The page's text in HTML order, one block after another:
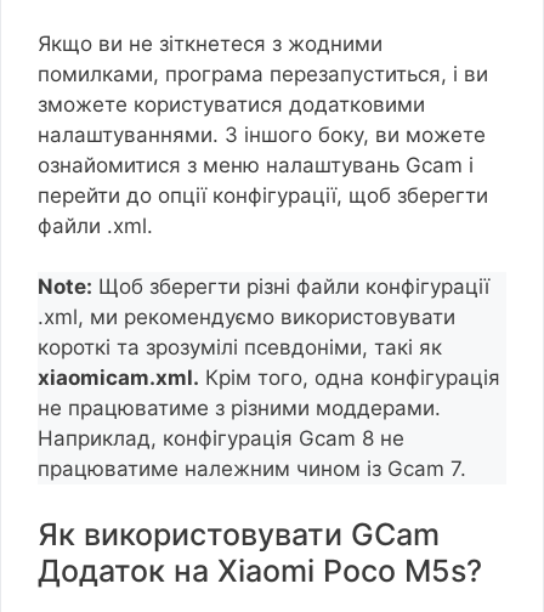
Якщо ви не зіткнетеся з жодними
помилками, програма перезапуститься, і ви
зможете користуватися додатковими
налаштуваннями. З іншого боку, ви можете
ознайомитися з меню налаштувань Gcam і
перейти до опції конфігурації, щоб зберегти
файли .xml.
Note: Щоб зберегти різні файли конфігурації
.xml, ми рекомендуємо використовувати
короткі та зрозумілі псевдоніми, такі як
xiaomicam.xml. Крім того, одна конфігурація
не працюватиме з різними моддерами.
Наприклад, конфігурація Gcam 8 не
працюватиме належним чином із Gcam 7.
Як використовувати GCam
Додаток на Xiaomi Poco M5s?